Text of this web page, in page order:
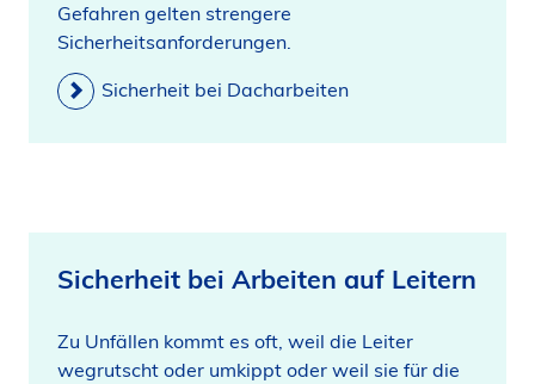
Gefahren gelten strengere
Sicherheitsanforderungen.
Sicherheit bei Dacharbeiten
Sicherheit bei Arbeiten auf Leitern
Zu Unfällen kommt es oft, weil die Leiter
wegrutscht oder umkippt oder weil sie für die